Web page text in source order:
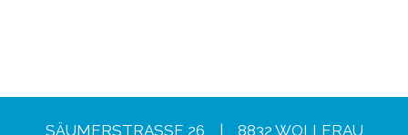
SÄUMERSTRASSE 26 | 8832 WOLLERAU